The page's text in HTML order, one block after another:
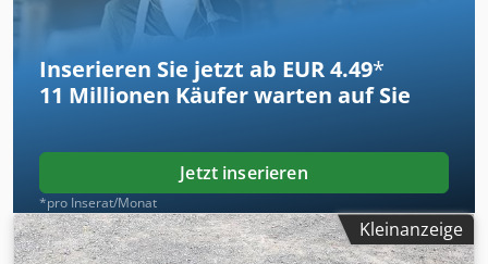
Fragen? Wir beraten Sie gern!
Inserieren Sie jetzt ab EUR 4.49*
11 Millionen Käufer warten auf Sie
Jetzt inserieren
*pro Inserat/Monat
Kleinanzeige